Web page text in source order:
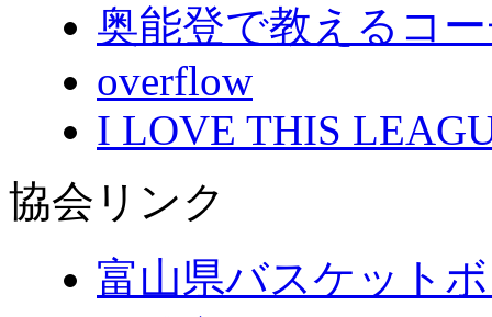
奥能登で教えるコ
overflow
I LOVE THIS
協会リンク
富山県バスケット